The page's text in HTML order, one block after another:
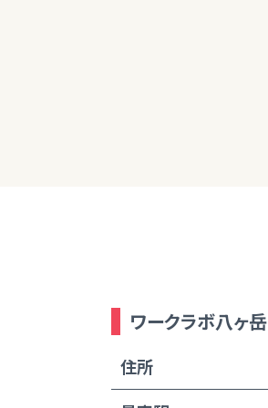
ワークラボ八ヶ岳
住所